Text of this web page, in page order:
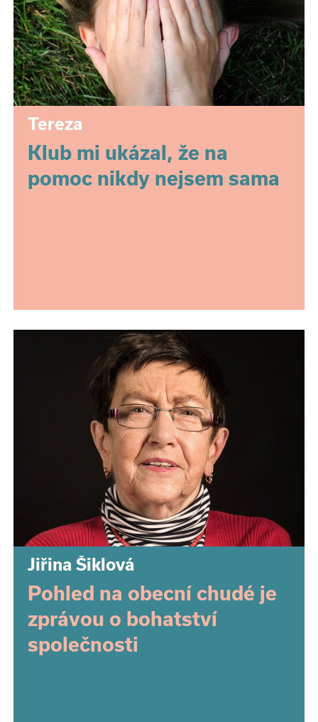
Tereza
Klub mi ukázal, že na
pomoc nikdy nejsem sama
Jiřina Šiklová
Pohled na obecní chudé je
zprávou o bohatství
společnosti